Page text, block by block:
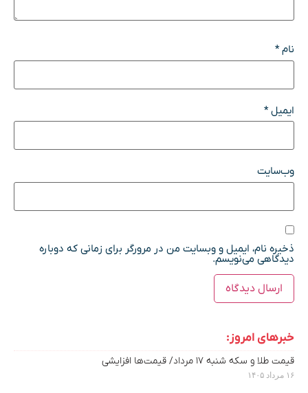
نام*
ایمیل*
وب‌سایت
ذخیره نام، ایمیل و وبسایت من در مرورگر برای زمانی که دوباره
دیدگاهی می‌نویسم.
خبرهای امروز:
قیمت طلا و سکه شنبه ۱۷ مرداد/ قیمت‌ها افزایشی
۱۶ مرداد ۱۴۰۵